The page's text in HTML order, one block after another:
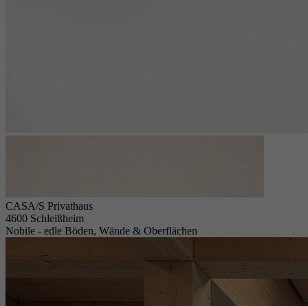
CASA/S Privathaus
4600 Schleißheim
Nobile - edle Böden, Wände & Oberflächen